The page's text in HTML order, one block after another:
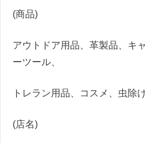
(商品)
アウトドア用品、 革製品、 キ
ーツール、
トレラン用品、コスメ、虫除
(店名)